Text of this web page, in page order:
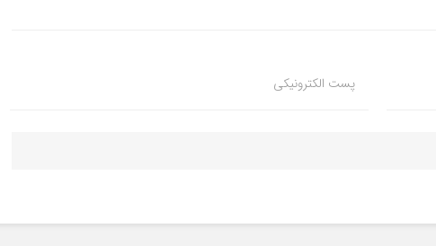
پست الکترونیکی